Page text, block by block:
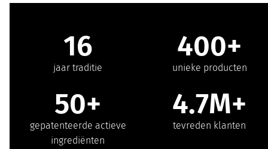
16
jaar traditie
400+
unieke producten
50+
gepatenteerde actieve
ingrediënten
4.7M+
tevreden klanten